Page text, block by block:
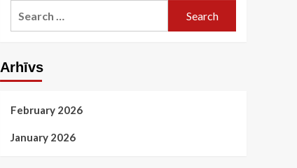
Arhīvs
February 2026
January 2026